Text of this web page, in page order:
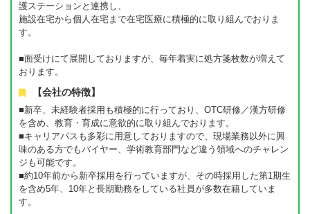
護ステーションと連携し、
施設在宅から個人在宅まで在宅医療に積極的に取り組んでおりま
す。
■面受けにて展開しておりますが、毎年着実に処方箋枚数が増えて
おります。
【会社の特徴】
■新卒、未経験者採用も積極的に行っており、OTC研修／漢方研修
を含め、教育・育成に意欲的に取り組んでおります。
■キャリアパスも多彩に用意しておりますので、現場業務以外に興
味のある方でもバイヤー、学術教育部門など違う領域へのチャレン
ジも可能です。
■約10年前から新卒採用を行っていますが、その時採用した第1期生
を含め5年、10年と長期勤務をしている社員が多数在籍していま
す。